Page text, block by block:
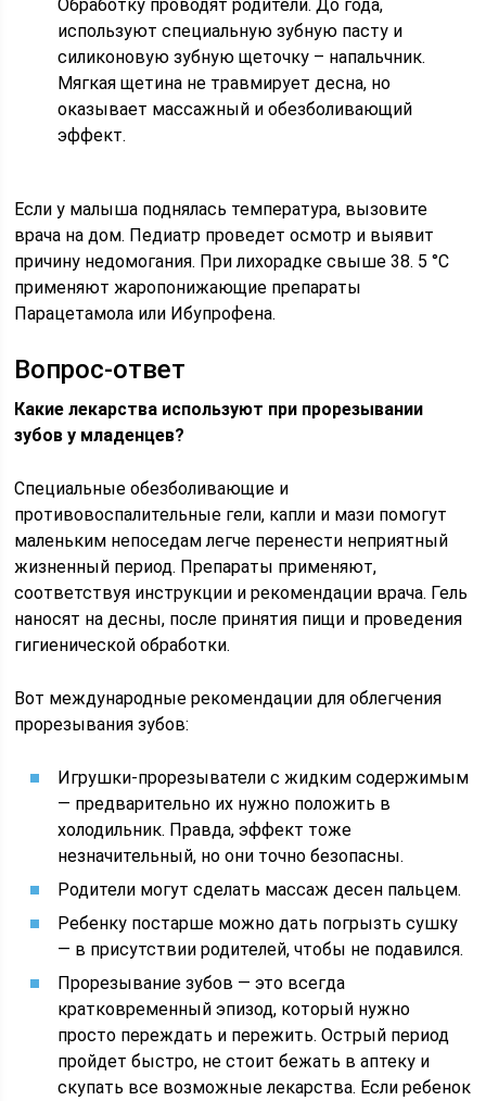
Обработку проводят родители. До года,
используют специальную зубную пасту и
силиконовую зубную щеточку – напальчник.
Мягкая щетина не травмирует десна, но
оказывает массажный и обезболивающий
эффект.
Если у малыша поднялась температура, вызовите
врача на дом. Педиатр проведет осмотр и выявит
причину недомогания. При лихорадке свыше 38. 5 °С
применяют жаропонижающие препараты
Парацетамола или Ибупрофена.
Вопрос-ответ
Какие лекарства используют при прорезывании
зубов у младенцев?
Специальные обезболивающие и
противовоспалительные гели, капли и мази помогут
маленьким непоседам легче перенести неприятный
жизненный период. Препараты применяют,
соответствуя инструкции и рекомендации врача. Гель
наносят на десны, после принятия пищи и проведения
гигиенической обработки.
Вот международные рекомендации для облегчения
прорезывания зубов:
Игрушки-прорезыватели с жидким содержимым
— предварительно их нужно положить в
холодильник. Правда, эффект тоже
незначительный, но они точно безопасны.
Родители могут сделать массаж десен пальцем.
Ребенку постарше можно дать погрызть сушку
— в присутствии родителей, чтобы не подавился.
Прорезывание зубов — это всегда
кратковременный эпизод, который нужно
просто переждать и пережить. Острый период
пройдет быстро, не стоит бежать в аптеку и
скупать все возможные лекарства. Если ребенок